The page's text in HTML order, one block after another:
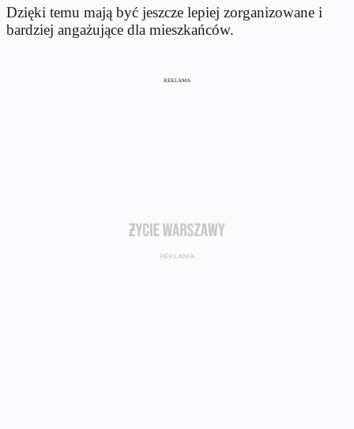
Dzięki temu mają być jeszcze lepiej zorganizowane i
bardziej angażujące dla mieszkańców.
REKLAMA